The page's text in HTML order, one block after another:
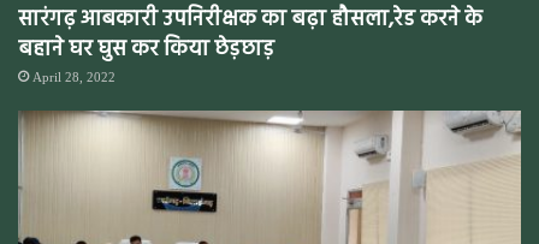
सारंगढ़ आबकारी उपनिरीक्षक का बढ़ा हौसला,रेड करने के
बहाने घर घुस कर किया छेड़छाड़
April 28, 2022